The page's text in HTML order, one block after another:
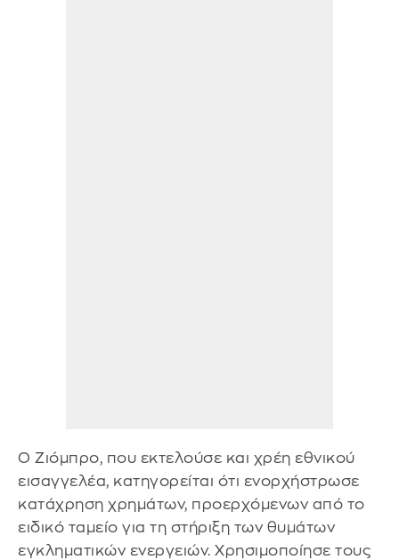
Ο Ζιόμπρο, που εκτελούσε και χρέη εθνικού
εισαγγελέα, κατηγορείται ότι ενορχήστρωσε
κατάχρηση χρημάτων, προερχόμενων από το
ειδικό ταμείο για τη στήριξη των θυμάτων
εγκληματικών ενεργειών. Χρησιμοποίησε τους